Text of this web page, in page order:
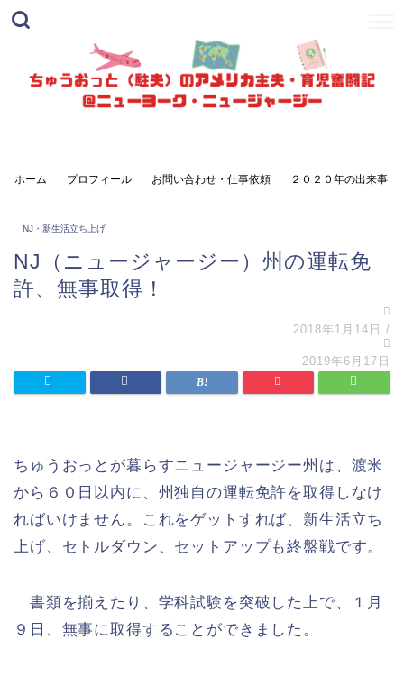
ホーム プロフィール お問い合わせ・仕事依頼 ２０２０年の出来事
NJ・新生活立ち上げ
NJ（ニュージャージー）州の運転免
許、無事取得！
2018年1月14日 /
2019年6月17日
ちゅうおっとが暮らすニュージャージー州は、渡米
から６０日以内に、州独自の運転免許を取得しなけ
ればいけません。これをゲットすれば、新生活立ち
上げ、セトルダウン、セットアップも終盤戦です。
書類を揃えたり、学科試験を突破した上で、１月
９日、無事に取得することができました。